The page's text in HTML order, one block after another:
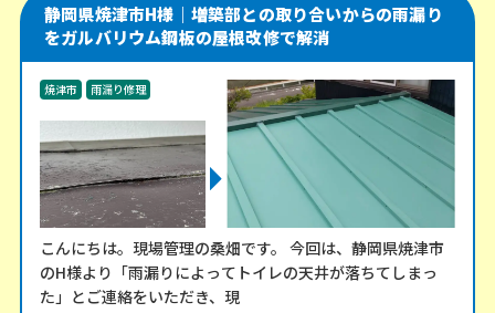
静岡県焼津市H様｜増築部との取り合いからの雨漏り
をガルバリウム鋼板の屋根改修で解消
焼津市 雨漏り修理
こんにちは。現場管理の桑畑です。 今回は、静岡県焼津市
のH様より「雨漏りによってトイレの天井が落ちてしまっ
た」とご連絡をいただき、現